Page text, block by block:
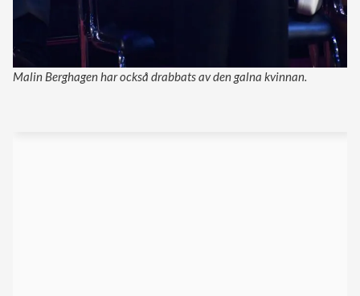
Malin Berghagen har också drabbats av den galna kvinnan.